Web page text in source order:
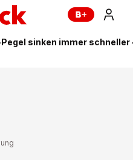
sinken immer schneller